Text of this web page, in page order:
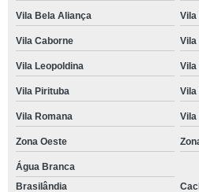
Vila Bela Aliança Vila
Vila Caborne Vila
Vila Leopoldina Vila
Vila Pirituba Vila
Vila Romana Vila
Zona Oeste
Água Branca
Brasilândia